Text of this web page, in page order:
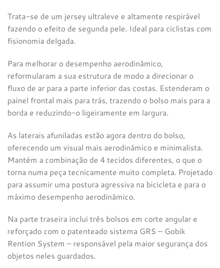
Trata-se de um jersey ultraleve e altamente respirável
fazendo o efeito de segunda pele. Ideal para ciclistas com
fisionomia delgada.
Para melhorar o desempenho aerodinâmico,
reformularam a sua estrutura de modo a direcionar o
fluxo de ar para a parte inferior das costas. Estenderam o
painel frontal mais para trás, trazendo o bolso mais para a
borda e reduzindo-o ligeiramente em largura.
As laterais afuniladas estão agora dentro do bolso,
oferecendo um visual mais aerodinâmico e minimalista.
Mantém a combinação de 4 tecidos diferentes, o que o
torna numa peça tecnicamente muito completa. Projetado
para assumir uma postura agressiva na bicicleta e para o
máximo desempenho aerodinâmico.
Na parte traseira inclui três bolsos em corte angular e
reforçado com o patenteado sistema GRS – Gobik
Rention System – responsável pela maior segurança dos
objetos neles guardados.